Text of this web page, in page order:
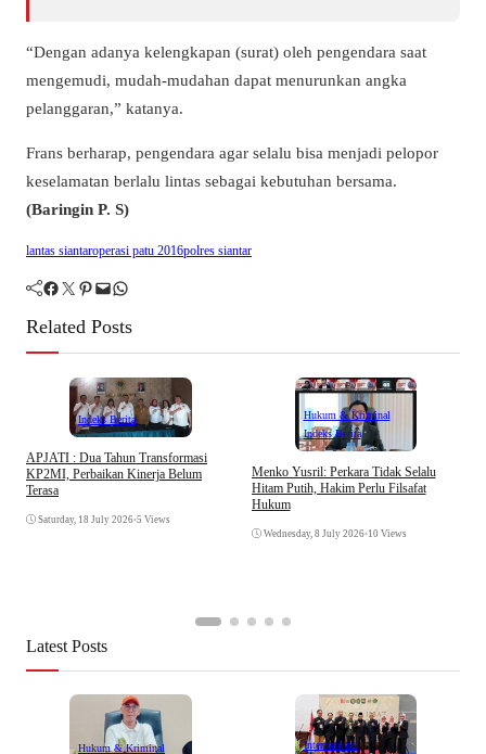
“Dengan adanya kelengkapan (surat) oleh pengendara saat
mengemudi, mudah-mudahan dapat menurunkan angka
pelanggaran,” katanya.
Frans berharap, pengendara agar selalu bisa menjadi pelopor
keselamatan berlalu lintas sebagai kebutuhan bersama.
(Baringin P. S)
lantas siantaroperasi patu 2016polres siantar
Facebook Twitter Pinterest Mail WhatsApp
Related Posts
Indeks Berita
APJATI : Dua Tahun Transformasi
KP2MI, Perbaikan Kinerja Belum
Terasa
Saturday, 18 July 2026•5 Views
Hukum & Kriminal
Indeks Berita
Menko Yusril: Perkara Tidak Selalu
Hitam Putih, Hakim Perlu Filsafat
Hukum
Wednesday, 8 July 2026•10 Views
Latest Posts
Hukum & Kriminal Internasional